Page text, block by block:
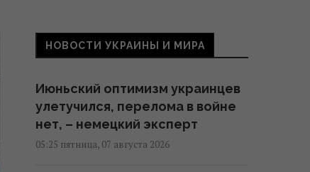
НОВОСТИ УКРАИНЫ И МИРА
Июньский оптимизм украинцев
улетучился, перелома в войне
нет, – немецкий эксперт
05:25 пятница, 07 августа 2026